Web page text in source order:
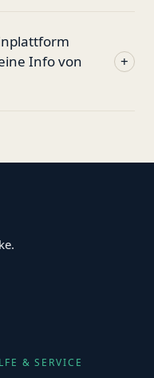
Info von
+
& SERVICE